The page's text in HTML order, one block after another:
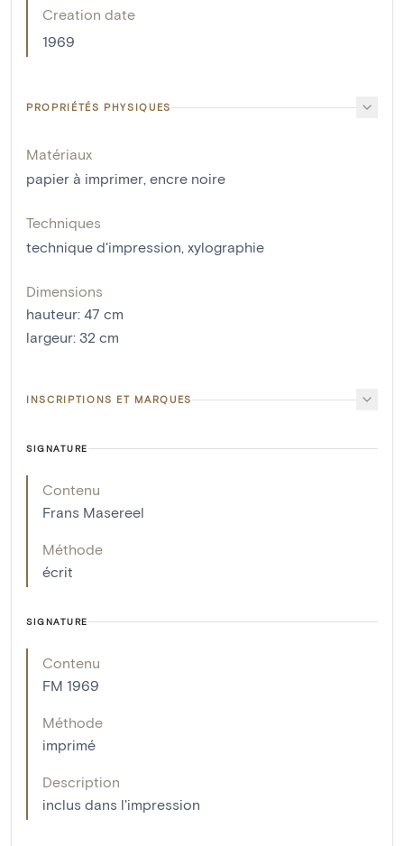
Creation date
1969
PROPRIÉTÉS PHYSIQUES
Matériaux
papier à imprimer, encre noire
Techniques
technique d'impression, xylographie
Dimensions
hauteur: 47 cm
largeur: 32 cm
INSCRIPTIONS ET MARQUES
SIGNATURE
Contenu
Frans Masereel
Méthode
écrit
SIGNATURE
Contenu
FM 1969
Méthode
imprimé
Description
inclus dans l'impression